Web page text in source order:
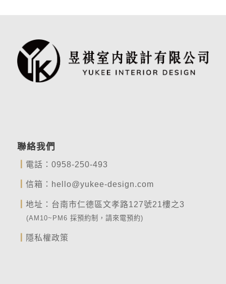
聯絡我們
電話： 0958-250-493
信箱： hello@yukee-design.com
地址：台南市仁德區文孝路127號21樓之3
(AM10~PM6 採預約制，請來電預約)
隱私權政策